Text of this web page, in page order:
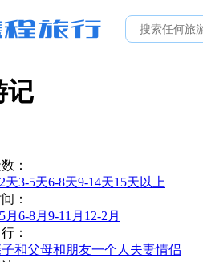
记
：
天3-5天6-8天9-14天15天以上
：
月 6-8月 9-11月 12-2月
：
和父母和朋友一个人 夫妻情侣